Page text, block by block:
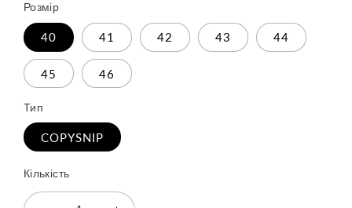
Розмір
40 41 42 43 44
45 46
Тип
COPYSNIP
Кількість